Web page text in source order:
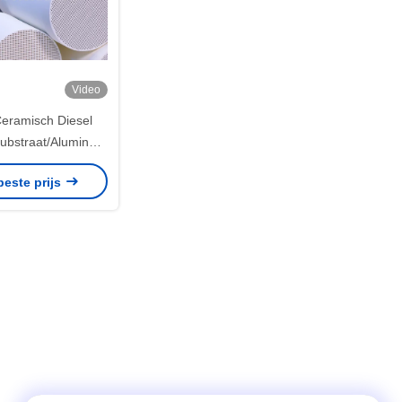
Video
Diesel
Alumina
Substraat
prijs